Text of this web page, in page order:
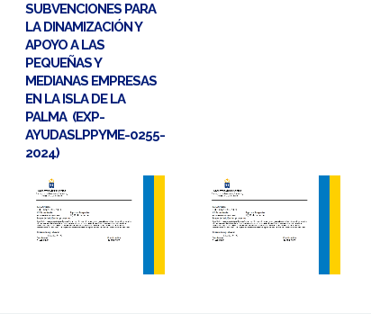
SUBVENCIONES PARA
LA DINAMIZACIÓN Y
APOYO A LAS
PEQUEÑAS Y
MEDIANAS EMPRESAS
EN LA ISLA DE LA
PALMA (EXP-
AYUDASLPPYME-0255-
2024)